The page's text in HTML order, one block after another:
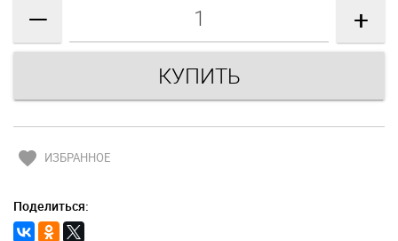
— +
favorite ИЗБРАННОЕ
Поделиться: